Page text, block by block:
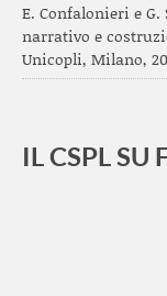
E. Confalonieri e
narrativo e
Unicopli, Milano,
IL CSPL SU